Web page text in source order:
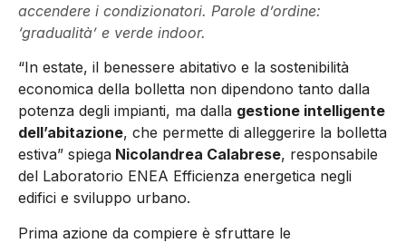
accendere i condizionatori. Parole d’ordine:
‘gradualità’ e verde indoor.
“In estate, il benessere abitativo e la sostenibilità
economica della bolletta non dipendono tanto dalla
potenza degli impianti, ma dalla gestione intelligente
dell’abitazione, che permette di alleggerire la bolletta
estiva” spiega Nicolandrea Calabrese, responsabile
del Laboratorio ENEA Efficienza energetica negli
edifici e sviluppo urbano.
Prima azione da compiere è sfruttare le